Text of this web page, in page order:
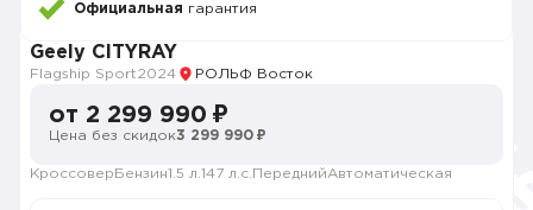
Официальная гарантия
Geely CITYRAY
Flagship Sport2024 РОЛЬФ Восток
от 2 299 990 ₽
Цена без скидок3 299 990 ₽
Кроссовер Бензин1.5 л. 147 л.с. ПереднийАвтоматическая